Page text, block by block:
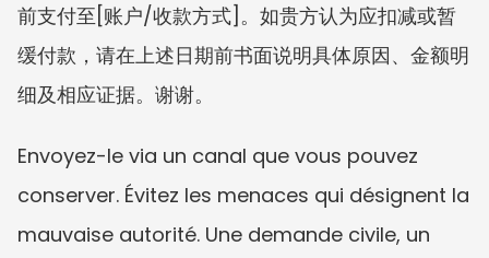
前支付至[账户/收款方式]。如贵方认为应扣减或暂
缓付款，请在上述日期前书面说明具体原因、金额明
细及相应证据。谢谢。
Envoyez-le via un canal que vous pouvez
conserver. Évitez les menaces qui désignent la
mauvaise autorité. Une demande civile, un